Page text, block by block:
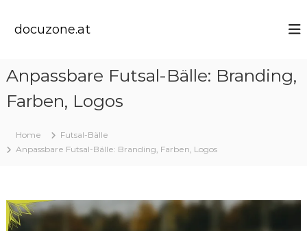
docuzone.at
Anpassbare Futsal-Bälle: Branding,
Farben, Logos
Home
Futsal-Bälle
Anpassbare Futsal-Bälle: Branding, Farben, Logos